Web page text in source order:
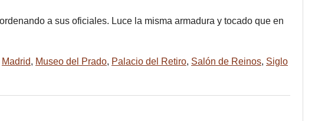
a sus oficiales. Luce la misma armadura y tocado que en
Madrid, Museo del Prado, Palacio del Retiro, Salón de Reinos, Siglo